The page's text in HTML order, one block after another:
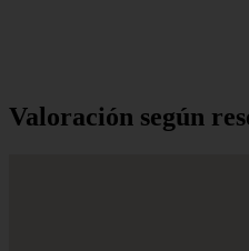
Valoración según